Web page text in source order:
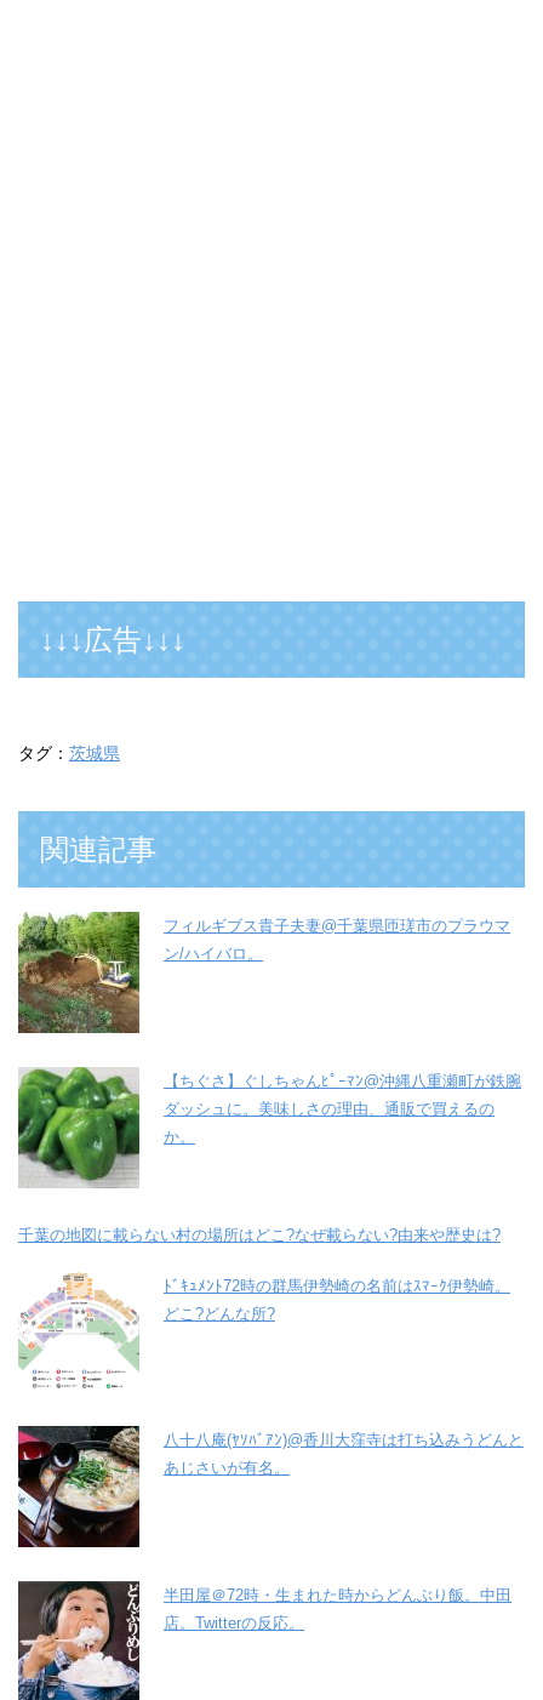
↓↓↓広告↓↓↓
タグ： 茨城県
関連記事
フィルギブス貴子夫妻@千葉県匝瑳市のプラウマ
ン/ハイバロ。
【ちぐさ】ぐしちゃんﾋﾟｰﾏﾝ@沖縄八重瀬町が鉄腕
ダッシュに。美味しさの理由、通販で買えるの
か。
千葉の地図に載らない村の場所はどこ?なぜ載らない?由来や歴史は?
ﾄﾞｷｭﾒﾝﾄ72時の群馬伊勢崎の名前はｽﾏｰｸ伊勢崎。
どこ?どんな所?
八十八庵(ﾔｿﾊﾞｱﾝ)@香川大窪寺は打ち込みうどんと
あじさいが有名。
半田屋＠72時・生まれた時からどんぶり飯。中田
店。Twitterの反応。